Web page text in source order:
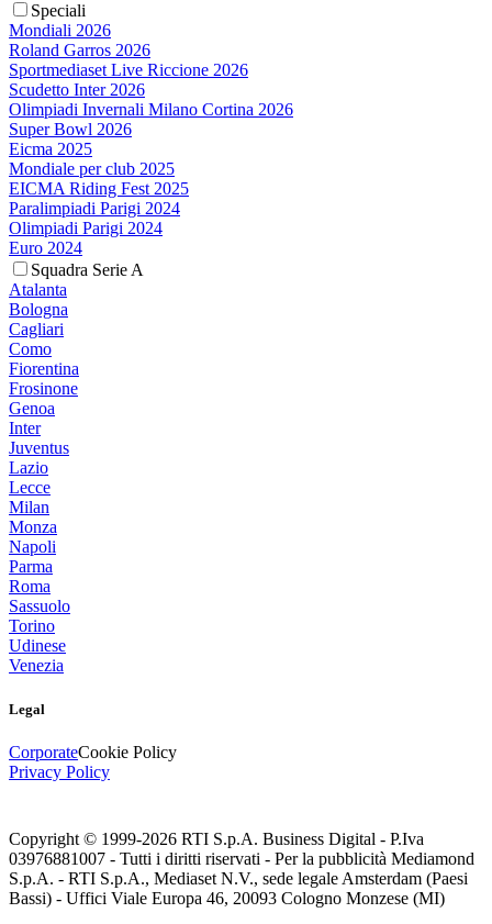
Speciali
Mondiali 2026
Roland Garros 2026
Sportmediaset Live Riccione 2026
Scudetto Inter 2026
Olimpiadi Invernali Milano Cortina 2026
Super Bowl 2026
Eicma 2025
Mondiale per club 2025
EICMA Riding Fest 2025
Paralimpiadi Parigi 2024
Olimpiadi Parigi 2024
Euro 2024
Squadra Serie A
Atalanta
Bologna
Cagliari
Como
Fiorentina
Frosinone
Genoa
Inter
Juventus
Lazio
Lecce
Milan
Monza
Napoli
Parma
Roma
Sassuolo
Torino
Udinese
Venezia
Legal
CorporateCookie Policy
Privacy Policy
Copyright © 1999-2026 RTI S.p.A. Business Digital - P.Iva
03976881007 - Tutti i diritti riservati - Per la pubblicità Mediamond
S.p.A. - RTI S.p.A., Mediaset N.V., sede legale Amsterdam (Paesi
Bassi) - Uffici Viale Europa 46, 20093 Cologno Monzese (MI)